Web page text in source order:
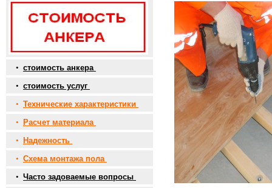
• стоимость анкера
• стоимость услуг
• Технические характеристики
•
Расчет материала
•
Надежность
• Схема монтажа пола
• Часто задоваемые вопросы